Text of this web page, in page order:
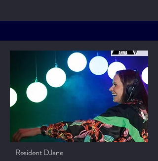
Resident DJane